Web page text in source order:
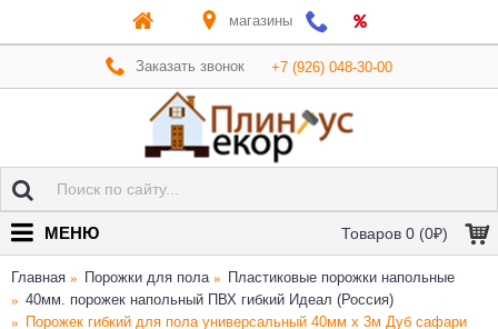
магазины
Заказать звонок +7 (926) 048-30-00
Товаров 0 (0₽)
МЕНЮ
Главная Порожки для пола
Пластиковые порожки напольные
40мм. порожек напольный ПВХ гибкий Идеал (Россия)
Порожек гибкий для пола универсальный 40мм х 3м Дуб сафари